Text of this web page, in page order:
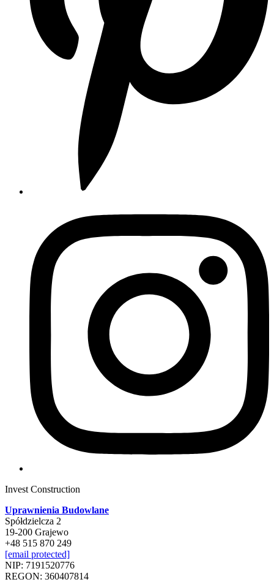
Invest Construction
Uprawnienia Budowlane
Spółdzielcza 2
19-200 Grajewo
+48 515 870 249
[email protected]
NIP: 7191520776
REGON: 360407814